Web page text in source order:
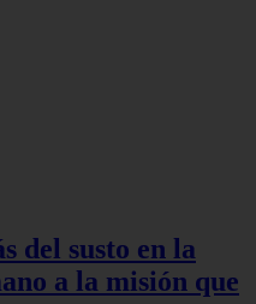
del susto en la
a la misión que